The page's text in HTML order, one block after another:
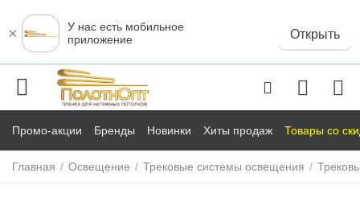
×
У нас есть мобильное
приложение
Открыть
Промо-акции Бренды Новинки Хиты продаж Товары со
Главная / Освещение / Трековые системы освещения /